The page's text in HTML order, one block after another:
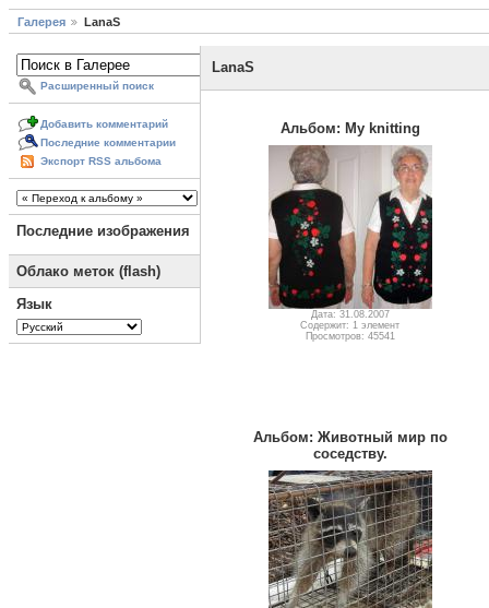
Галерея LanaS
Расширенный поиск
Добавить комментарий
Последние комментарии
Экспорт RSS альбома
Последние изображения
Облако меток (flash)
Язык
LanaS
Альбом: My knitting
Дата: 31.08.2007
Содержит: 1 элемент
Просмотров: 45541
Альбом: Животный мир по
соседству.